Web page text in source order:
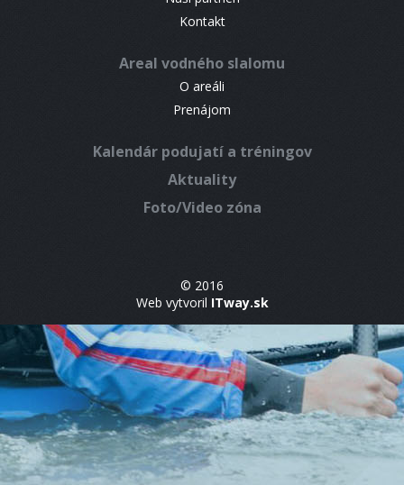
Kontakt
Areal vodného slalomu
O areáli
Prenájom
Kalendár podujatí a tréningov
Aktuality
Foto/Video zóna
© 2016
Web vytvoril ITway.sk